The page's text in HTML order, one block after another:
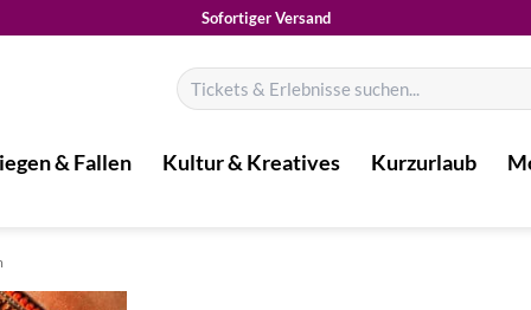
Sofortiger Versand
Suchen
nach:
& Fallen Kultur & Kreatives Kurzurlaub